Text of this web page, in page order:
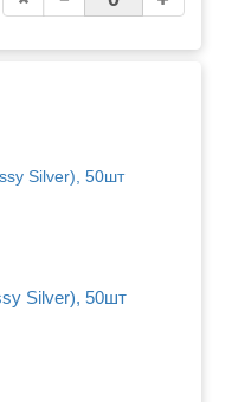
Silver), 50шт